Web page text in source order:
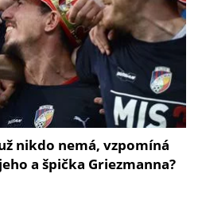
nikdo nemá, vzpomíná
a špička Griezmanna?